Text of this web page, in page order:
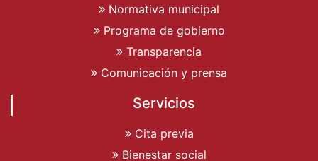
Normativa municipal
Programa de gobierno
Transparencia
Comunicación y prensa
Servicios
Cita previa
Bienestar social